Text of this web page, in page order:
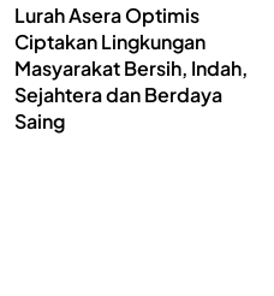
Lurah Asera Optimis
Ciptakan Lingkungan
Masyarakat Bersih, Indah,
Sejahtera dan Berdaya
Saing